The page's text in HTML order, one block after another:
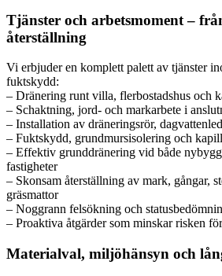
Tjänster och arbetsmoment –
återställning
Vi erbjuder en komplett palett av tjänster
fuktskydd:
– Dränering runt villa, flerbostadshus och
– Schaktning, jord- och markarbete i
– Installation av dräneringsrör,
– Fuktskydd, grundmursisolering och
– Effektiv grunddränering vid både
fastigheter
– Skonsam återställning av mark, gångar,
gräsmattor
– Noggrann felsökning och
– Proaktiva åtgärder som minskar risken
Materialval, miljöhänsyn och